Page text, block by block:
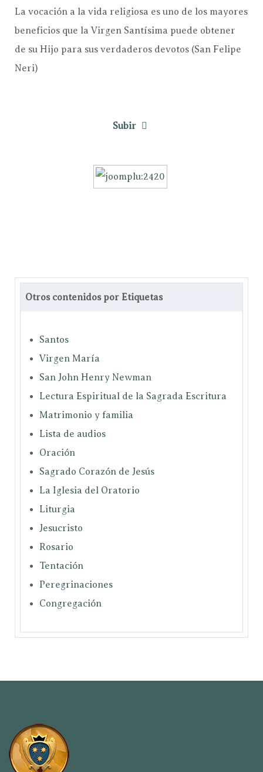
La vocación a la vida religiosa es uno de los mayores
beneficios que la Virgen Santísima puede obtener
de su Hijo para sus verdaderos devotos (San Felipe
Neri)
Subir
Otros contenidos por Etiquetas
Santos
Virgen María
San John Henry Newman
Lectura Espiritual de la Sagrada Escritura
Matrimonio y familia
Lista de audios
Oración
Sagrado Corazón de Jesús
La Iglesia del Oratorio
Liturgia
Jesucristo
Rosario
Tentación
Peregrinaciones
Congregación